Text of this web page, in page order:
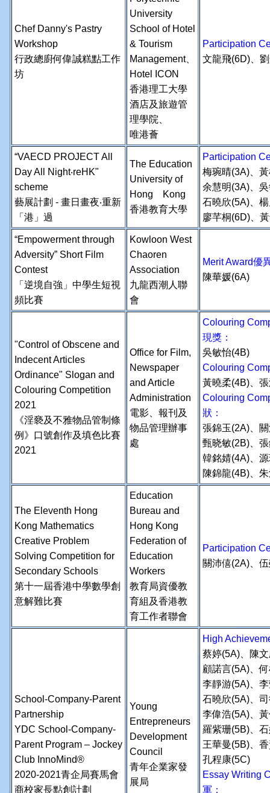
Chef Danny's Pastry
Workshop
行政總廚何偉誠糕點工作
坊
University
School of Hotel
& Tourism
Management、
Hotel ICON
香港理工大學
酒店及旅遊管
理學院、
唯港薈
Participation
文龍飛(6D)、
“VAECD PROJECT All
Day All Night‧reHK"
scheme
藝展計劃 - 畫日畫夜‧重新
「港」過
The Education
University of
Hong Kong
香港教育大學
Participation
梅琬晴(3A)、
余慧明(3A)、
石曉欣(5A)、
廖芊桐(6D)、
“Empowerment through
Adversity” Short Film
Contest
「逆境自強」中學生短視
頻比賽
Kowloon West
Chaoren
Association
九龍西潮人聯
會
Merit Award優
陳華媛(6A)
"Control of Obscene and
Indecent Articles
Ordinance" Slogan and
Colouring Competition
2021
《淫褻及不雅物品管制條
例》口號創作及填色比賽
2021
Office for Film,
Newspaper
and Article
Administration
電影、報刊及
物品管理辦事
處
Colouring
現獎：
吳敏怡(4B)
Colouring
黃曉柔(4B)、
Colouring
狀：
張錦玉(2A)、
甄晓敏(2B)、
韓銘婧(4A)、
陳錦龍(4B)、
The Eleventh Hong
Kong Mathematics
Creative Problem
Solving Competition for
Secondary Schools
第十一屆香港中學數學創
意解難比賽
Education
Bureau and
Hong Kong
Federation of
Education
Workers
教育局資優教
育組及香港教
育工作者聯會
Participation
關沛僖(2A)、
School-Company-Parent
Partnership
YDC School-Company-
Parent Program – Jockey
Club InnoMind®
2020-2021青企局賽馬會
商校家長點創計劃
Young
Entrepreneurs
Development
Council
青年企業家發
展局
High
蔡婷(5A)、陳
顧諾言(5A)、
李靜游(5A)、
石曉欣(5A)、
李偉浩(5A)、
羅紫珊(5B)、
王華曼(5B)、
孔程康(5C)
Essay Writing
軍：